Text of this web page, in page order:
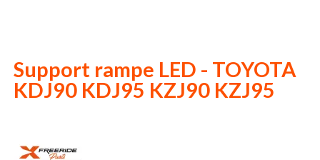
Support rampe LED - TOYOTA
KDJ90 KDJ95 KZJ90 KZJ95